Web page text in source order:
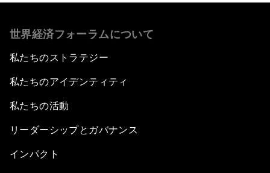
世界経済フォーラムについて
私たちのストラテジー
私たちのアイデンティティ
私たちの活動
リーダーシップとガバナンス
インパクト